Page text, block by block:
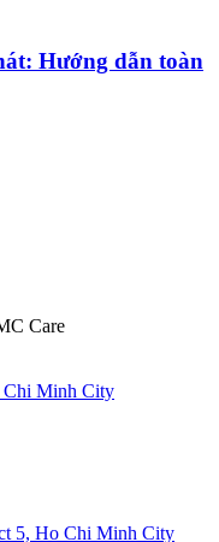
Hướng dẫn toàn
Care
Chi Minh City
5, Ho Chi Minh City